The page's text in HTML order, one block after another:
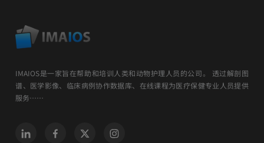
IMAIOS是一家旨在帮助和培训人类和动物护理人员的公司。 透过解剖图
谱、医学影像、临床病例协作数据库、在线课程为医疗保健专业人员提供
服务……